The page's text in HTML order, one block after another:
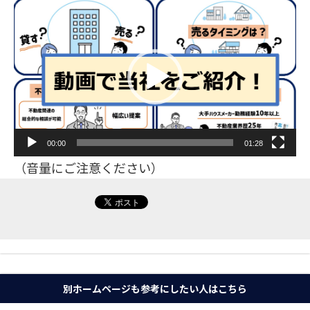
動
プ
レ
ー
ヤ
00:00 01:28
（音量にご注意ください）
別ホームページも参考にしたい人はこちら